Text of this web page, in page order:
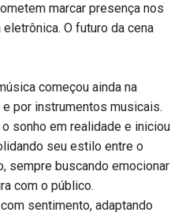
marcar presença nos
O futuro da cena
começou ainda na
por instrumentos musicais.
sonho em realidade e iniciou
seu estilo entre o
sempre buscando emocionar
com o público.
sentimento, adaptando